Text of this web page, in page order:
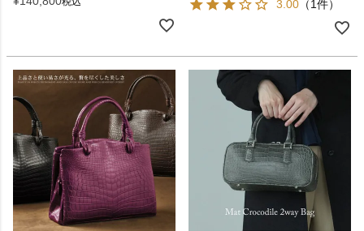
3.00 （1件）